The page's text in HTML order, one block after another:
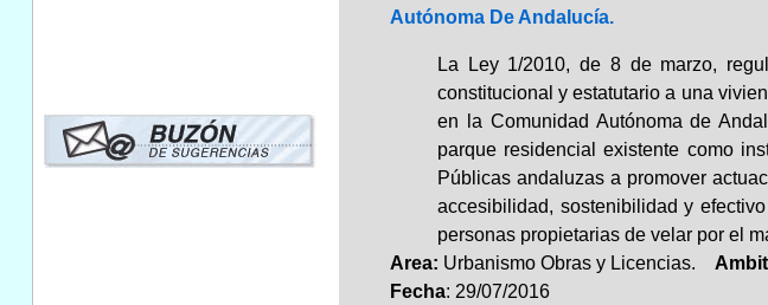
Autónoma De Andalucía.
La Ley 1/2010, de 8 de marzo,
constitucional y estatutario a una
en la Comunidad Autónoma de
parque residencial existente como
Públicas andaluzas a promover
accesibilidad, sostenibilidad y
personas propietarias de velar por el
Area: Urbanismo Obras y Licencias.
Fecha: 29/07/2016